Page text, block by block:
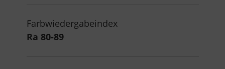
Farbwiedergabeindex
Ra 80-89